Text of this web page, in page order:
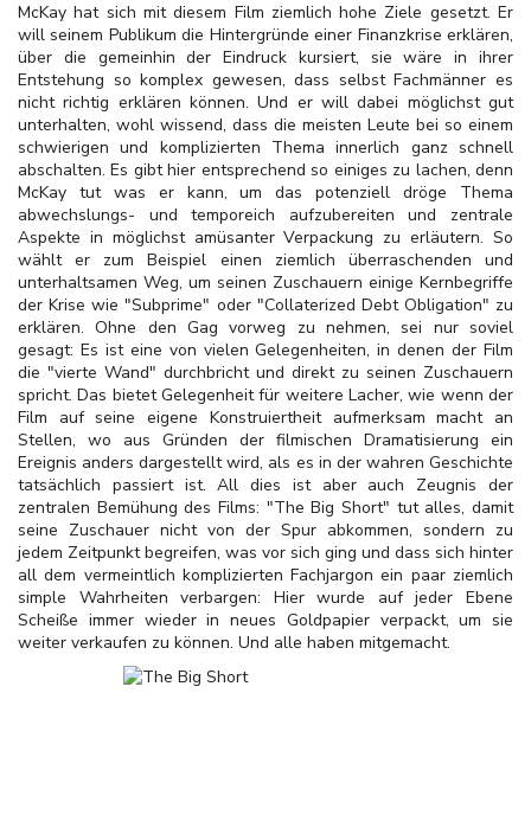
McKay hat sich mit diesem Film ziemlich hohe Ziele gesetzt. Er
will seinem Publikum die Hintergründe einer Finanzkrise erklären,
über die gemeinhin der Eindruck kursiert, sie wäre in ihrer
Entstehung so komplex gewesen, dass selbst Fachmänner es
nicht richtig erklären können. Und er will dabei möglichst gut
unterhalten, wohl wissend, dass die meisten Leute bei so einem
schwierigen und komplizierten Thema innerlich ganz schnell
abschalten. Es gibt hier entsprechend so einiges zu lachen, denn
McKay tut was er kann, um das potenziell dröge Thema
abwechslungs- und temporeich aufzubereiten und zentrale
Aspekte in möglichst amüsanter Verpackung zu erläutern. So
wählt er zum Beispiel einen ziemlich überraschenden und
unterhaltsamen Weg, um seinen Zuschauern einige Kernbegriffe
der Krise wie "Subprime" oder "Collaterized Debt Obligation" zu
erklären. Ohne den Gag vorweg zu nehmen, sei nur soviel
gesagt: Es ist eine von vielen Gelegenheiten, in denen der Film
die "vierte Wand" durchbricht und direkt zu seinen Zuschauern
spricht. Das bietet Gelegenheit für weitere Lacher, wie wenn der
Film auf seine eigene Konstruiertheit aufmerksam macht an
Stellen, wo aus Gründen der filmischen Dramatisierung ein
Ereignis anders dargestellt wird, als es in der wahren Geschichte
tatsächlich passiert ist. All dies ist aber auch Zeugnis der
zentralen Bemühung des Films: "The Big Short" tut alles, damit
seine Zuschauer nicht von der Spur abkommen, sondern zu
jedem Zeitpunkt begreifen, was vor sich ging und dass sich hinter
all dem vermeintlich komplizierten Fachjargon ein paar ziemlich
simple Wahrheiten verbargen: Hier wurde auf jeder Ebene
Scheiße immer wieder in neues Goldpapier verpackt, um sie
weiter verkaufen zu können. Und alle haben mitgemacht.